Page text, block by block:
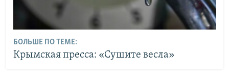
БОЛЬШЕ ПО ТЕМЕ:
Крымская пресса: «Сушите весла»